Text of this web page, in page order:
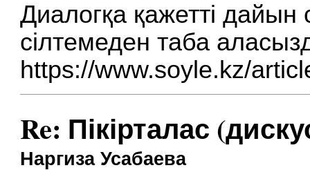
Диалогқа қажетті
сілтемеден таба
https://www.soyle.kz/
Re: Пікірталас
Наргиза Усабаева